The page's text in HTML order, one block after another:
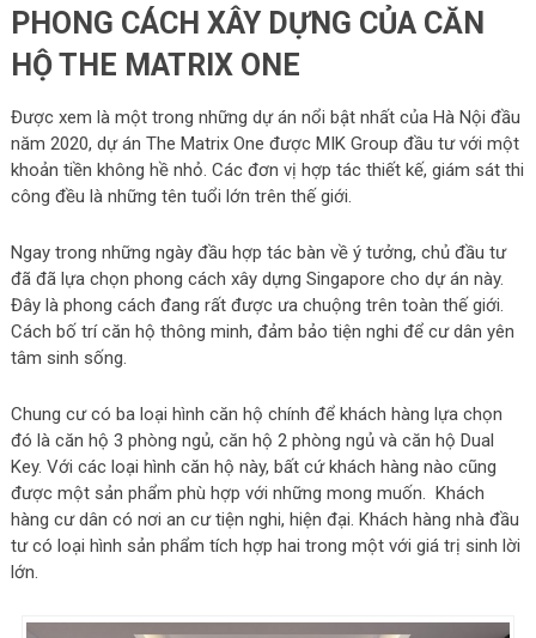
PHONG CÁCH XÂY DỰNG CỦA CĂN
HỘ THE MATRIX ONE
Được xem là một trong những dự án nổi bật nhất của Hà Nội đầu
năm 2020, dự án The Matrix One được MIK Group đầu tư với một
khoản tiền không hề nhỏ. Các đơn vị hợp tác thiết kế, giám sát thi
công đều là những tên tuổi lớn trên thế giới.
Ngay trong những ngày đầu hợp tác bàn về ý tưởng, chủ đầu tư
đã đã lựa chọn phong cách xây dựng Singapore cho dự án này.
Đây là phong cách đang rất được ưa chuộng trên toàn thế giới.
Cách bố trí căn hộ thông minh, đảm bảo tiện nghi để cư dân yên
tâm sinh sống.
Chung cư có ba loại hình căn hộ chính để khách hàng lựa chọn
đó là căn hộ 3 phòng ngủ, căn hộ 2 phòng ngủ và căn hộ Dual
Key. Với các loại hình căn hộ này, bất cứ khách hàng nào cũng
được một sản phẩm phù hợp với những mong muốn. Khách
hàng cư dân có nơi an cư tiện nghi, hiện đại. Khách hàng nhà đầu
tư có loại hình sản phẩm tích hợp hai trong một với giá trị sinh lời
lớn.